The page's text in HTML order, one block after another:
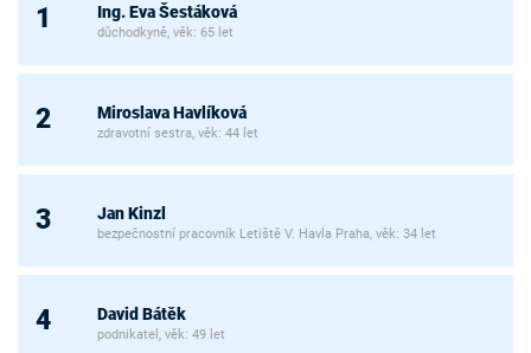
1 Ing. Eva Šestáková
důchodkyně, věk: 65 let
2 Miroslava Havlíková
zdravotní sestra, věk: 44 let
3 Jan Kinzl
bezpečnostní pracovník Letiště V. Havla Praha, věk: 34 let
4 David Bátěk
podnikatel, věk: 49 let